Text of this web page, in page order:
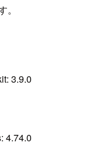
3.9.0
4.74.0